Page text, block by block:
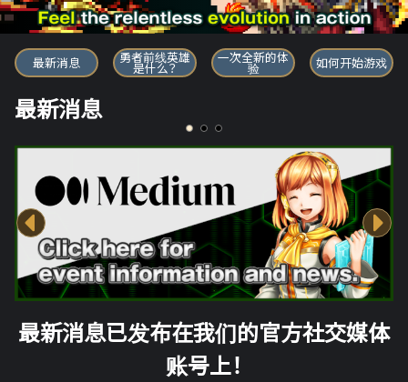
勇者前线英雄
最新消息 勇者前线英雄
是什么？
一次全新的体
验 如何开始游戏
最新消息
最新消息已发布在我们的官方社交媒体
账号上！